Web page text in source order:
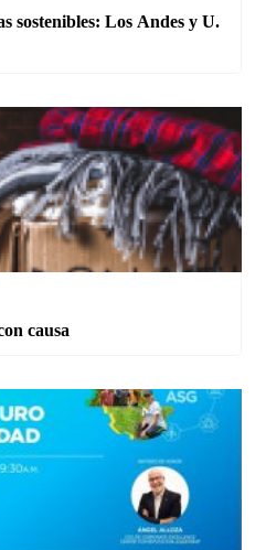
sostenibles: Los Andes y U.
causa